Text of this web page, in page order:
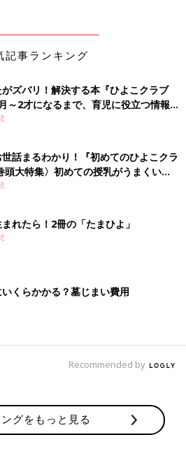
記事ランキング
ズバリ！解決する本『ひよこクラブ
2才になるまで、育児に役立つ情報が
話まるわかり！『初めてのひよこクラ
頭大特集〉初めての授乳がうまくい
・ミルクの基本と夏のトラブル 解決テ
れたら！2冊の「たまひよ」
くらかかる？墓じまい費用
Recommended by
グをもっと見る